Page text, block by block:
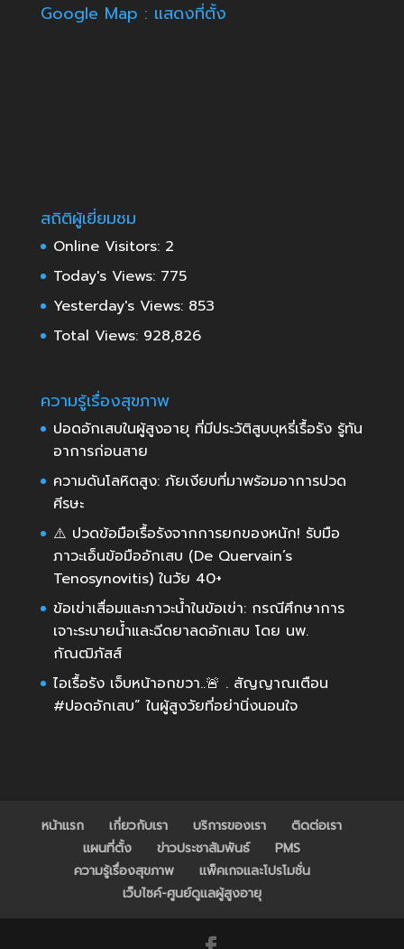
Google Map : แสดงที่ตั้ง
สถิติผู้เยี่ยมชม
Online Visitors: 2
Today's Views: 775
Yesterday's Views: 853
Total Views: 928,826
ความรู้เรื่องสุขภาพ
ปอดอักเสบในผู้สูงอายุ ที่มีประวัติสูบบุหรี่เรื้อรัง รู้ทัน
อาการก่อนสาย
ความดันโลหิตสูง: ภัยเงียบที่มาพร้อมอาการปวด
ศีรษะ
⚠️ ปวดข้อมือเรื้อรังจากการยกของหนัก! รับมือ
ภาวะเอ็นข้อมืออักเสบ (De Quervain’s
Tenosynovitis) ในวัย 40+
ข้อเข่าเสื่อมและภาวะน้ำในข้อเข่า: กรณีศึกษาการ
เจาะระบายน้ำและฉีดยาลดอักเสบ โดย นพ.
กัณฒิภัสส์
ไอเรื้อรัง เจ็บหน้าอกขวา..🚨 . สัญญาณเตือน
#ปอดอักเสบ” ในผู้สูงวัยที่อย่านิ่งนอนใจ
หน้าแรก เกี่ยวกับเรา บริการของเรา
ติดต่อเรา
แผนที่ตั้ง
ข่าวประชาสัมพันธ์
PMS
ความรู้เรื่องสุขภาพ
แพ็คเกจและโปรโมชั่น
เว็บไซค์-ศูนย์ดูแลผู้สูงอายุ